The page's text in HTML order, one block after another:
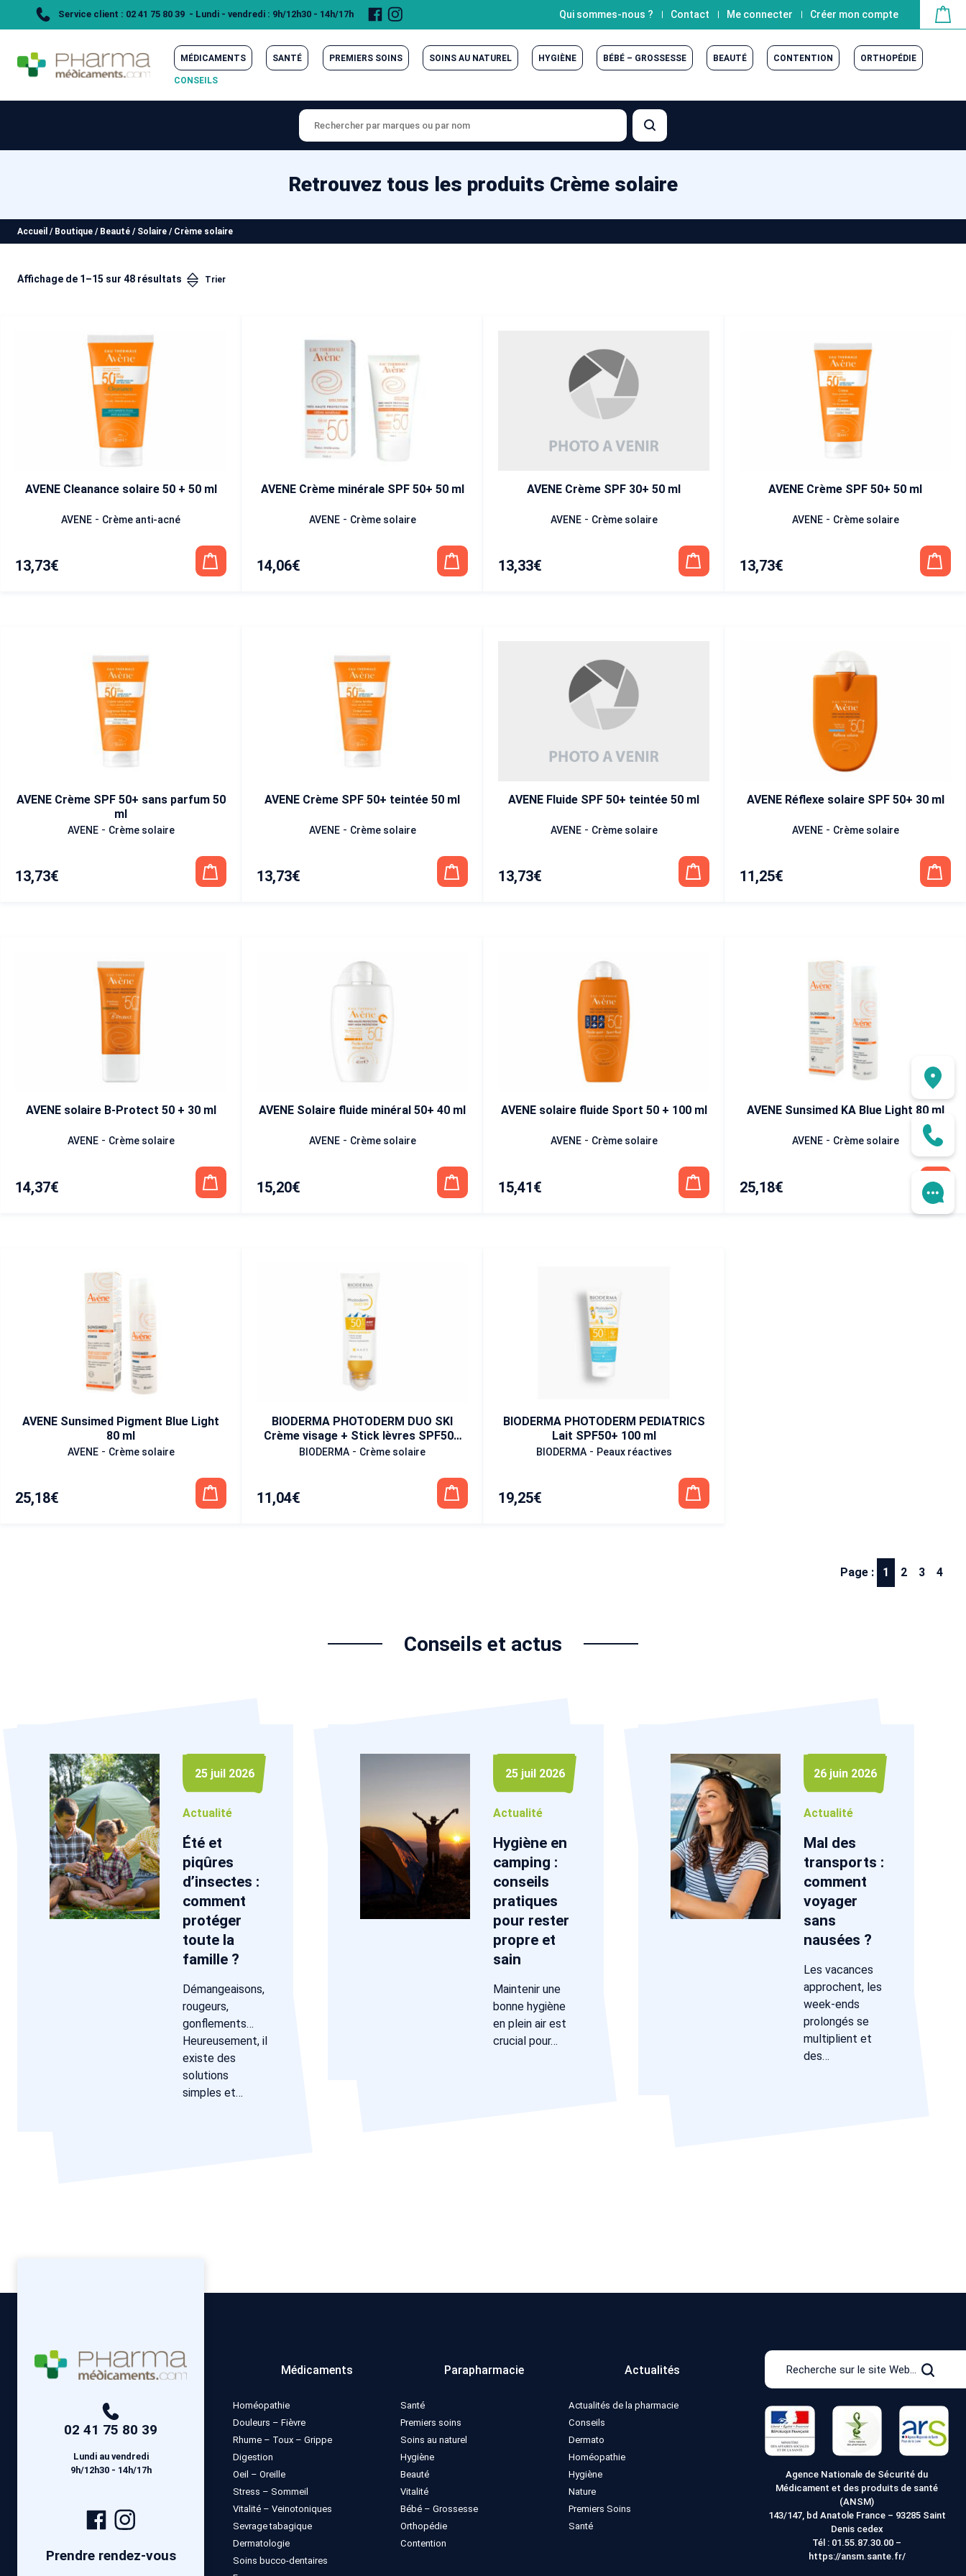
Service client : 02 41 75 80 39 - Lundi - vendredi : 9h/12h30 - 14h/17h
Page
Facebook
Instagram
Qui sommes-nous ? Contact Me connecter Créer mon compte
MÉDICAMENTS SANTÉ PREMIERS SOINS SOINS AU NATUREL HYGIÈNE BÉBÉ – GROSSESSE BEAUTÉ CONTENTION ORTHOPÉDIE
CONSEILS
Retrouvez tous les produits Crème solaire
Accueil / Boutique / Beauté / Solaire / Crème solaire
Affichage de 1–15 sur 48 résultats
AVENE Cleanance solaire 50 + 50 ml
AVENE - Crème anti-acné
13,73€
AVENE Crème minérale SPF 50+ 50 ml
AVENE - Crème solaire
14,06€
AVENE Crème SPF 30+ 50 ml
AVENE - Crème solaire
13,33€
AVENE Crème SPF 50+ 50 ml
AVENE - Crème solaire
13,73€
AVENE Crème SPF 50+ sans parfum 50
ml
AVENE - Crème solaire
13,73€
AVENE Crème SPF 50+ teintée 50 ml
AVENE - Crème solaire
13,73€
AVENE Fluide SPF 50+ teintée 50 ml
AVENE - Crème solaire
13,73€
AVENE Réflexe solaire SPF 50+ 30 ml
AVENE - Crème solaire
11,25€
AVENE solaire B-Protect 50 + 30 ml
AVENE - Crème solaire
14,37€
AVENE Solaire fluide minéral 50+ 40 ml
AVENE - Crème solaire
15,20€
AVENE solaire fluide Sport 50 + 100 ml
AVENE - Crème solaire
15,41€
AVENE Sunsimed KA Blue Light 80 ml
AVENE - Crème solaire
25,18€
AVENE Sunsimed Pigment Blue Light
80 ml
AVENE - Crème solaire
25,18€
BIODERMA PHOTODERM DUO SKI
Crème visage + Stick lèvres SPF50+
20 ml
BIODERMA - Crème solaire
11,04€
BIODERMA PHOTODERM PEDIATRICS
Lait SPF50+ 100 ml
BIODERMA - Peaux réactives
19,25€
Page : 1 2 3 4
Conseils et actus
25 juil 2026
Actualité
Été et
piqûres
d’insectes :
comment
protéger
toute la
famille ?
Démangeaisons,
rougeurs,
gonflements…
Heureusement, il
existe des
solutions
simples et…
25 juil 2026
Actualité
Hygiène en
camping :
conseils
pratiques
pour rester
propre et
sain
Maintenir une
bonne hygiène
en plein air est
crucial pour…
26 juin 2026
Actualité
Mal des
transports :
comment
voyager
sans
nausées ?
Les vacances
approchent, les
week-ends
prolongés se
multiplient et
des…
02 41 75 80 39
Lundi au vendredi
9h/12h30 - 14h/17h
Page
Facebook
Prendre rendez-vous
Médicaments
Homéopathie
Douleurs – Fièvre
Rhume – Toux – Grippe
Digestion
Oeil – Oreille
Stress – Sommeil
Vitalité – Veinotoniques
Sevrage tabagique
Dermatologie
Soins bucco-dentaires
Parapharmacie
Santé
Premiers soins
Soins au naturel
Hygiène
Beauté
Vitalité
Bébé – Grossesse
Orthopédie
Contention
Actualités
Actualités de la pharmacie
Conseils
Dermato
Homéopathie
Hygiène
Nature
Premiers Soins
Santé
Recherche
le
site
Web
Agence Nationale de Sécurité du
Médicament et des produits de santé
(ANSM)
143/147, bd Anatole France – 93285 Saint
Denis cedex
Tél : 01.55.87.30.00 –
https://ansm.sante.fr/